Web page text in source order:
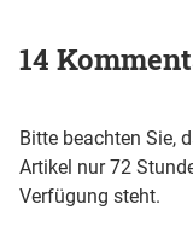
14
Bitte beachten Sie,
Artikel nur 72
Verfügung steht.